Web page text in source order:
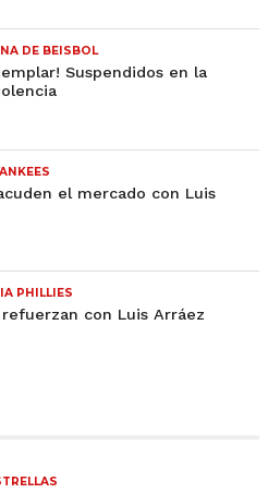
DE BEISBOL
Suspendidos en la
el mercado con Luis
PHILLIES
con Luis Arráez